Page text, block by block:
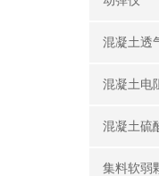
混凝土透
混凝土硫
集料软弱